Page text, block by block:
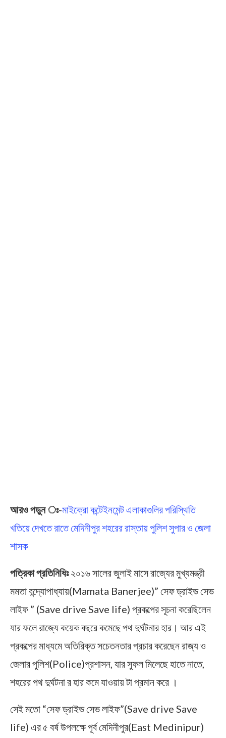
আরও পড়ুন ঃ-​মাইক্রো কন্টেইনমেন্ট এলাকাগুলির পরিস্থিতি
খতিয়ে দেখতে রাতে মেদিনীপুর শহরের রাস্তায় পুলিশ সুপার ও জেলা
শাসক
পত্রিকা প্রতিনিধিঃ২০১৬ সালের জুলাই মাসে রাজ্যের মুখ্যমন্ত্রী
মমতা বন্দ্যোপাধ্যায়(Mamata Banerjee)” সেফ ড্রাইভ সেভ
লাইফ ” (Save drive Save life) প্রকল্পের সূচনা করেছিলেন
যার ফলে রাজ্যে কয়েক বছরে কমেছে পথ দুর্ঘটনার হার। আর এই
প্রকল্পের মাধ্যমে অতিরিক্ত সচেতনতার প্রচার করেছেন রাজ্য ও
জেলার পুলিশ(Police)প্রশাসন, যার সুফল মিলেছে হাতে নাতে,
শহরের পথ দুর্ঘটনা র হার কমে যাওয়ায় টা প্রমান করে ।
সেই মতো “সেফ ড্রাইভ সেভ লাইফ”(Save drive Save
life) এর ৫ বর্ষ উপলক্ষে পূর্ব মেদিনীপুর(East Medinipur)